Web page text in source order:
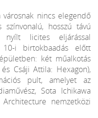
városnak nincs elegendő
hosszú távú
nyílt licites eljárással
i birtokbaadás előtt
két műalkotás
Csáji Attila: Hexagon),
pult, amelyet az
Sota Ichikawa
nemzetközi